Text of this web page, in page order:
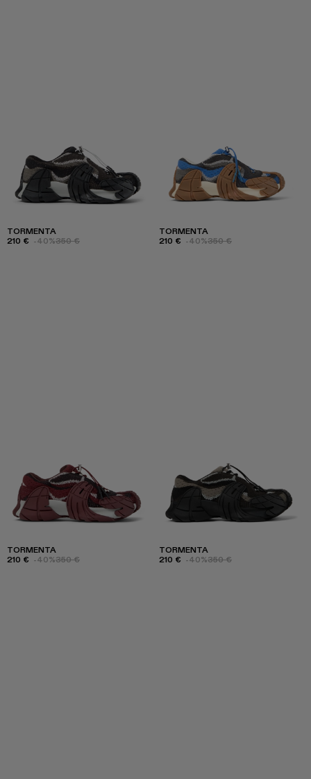
TORMENTA
210 € -40%350 €
TORMENTA
210 € -40%350 €
TORMENTA
210 € -40%350 €
TORMENTA
210 € -40%350 €